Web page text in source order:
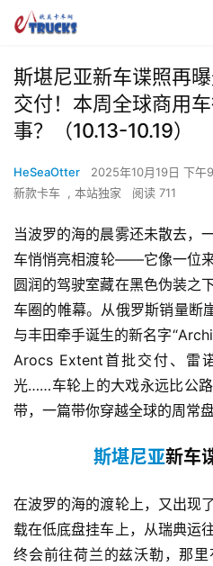
斯堪尼亚新车谍照再
交付！本周全球商用
事？（10.13-10.19）
HeSeaOtter 2025年10月19日 下午
新款卡车
, 本站独家 阅读 711
当波罗的海的晨雾还未散去，
车悄悄亮相渡轮——它像一位
圆润的驾驶室藏在黑色伪装之
车圈的帷幕。从俄罗斯销量断
与丰田牵手诞生的新名字
Arocs Extent首批交付、雷
光……车轮上的大戏永远比公
带，一篇带你穿越全球的周常
斯堪尼亚新车
在波罗的海的渡轮上，又出现
载在低底盘挂车上，从瑞典运
终会前往荷兰的兹沃勒，那